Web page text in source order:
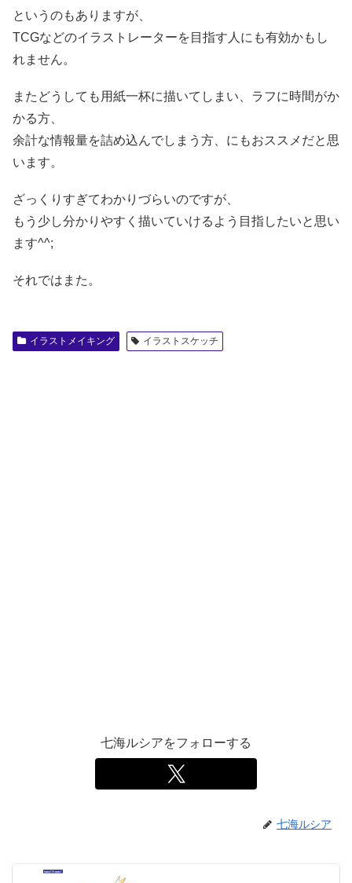
というのもありますが、
TCGなどのイラストレーターを目指す人にも有効かもし
れません。
またどうしても用紙一杯に描いてしまい、ラフに時間がか
かる方、
余計な情報量を詰め込んでしまう方、にもおススメだと思
います。
ざっくりすぎてわかりづらいのですが、
もう少し分かりやすく描いていけるよう目指したいと思い
ます^^;
それではまた。
イラストメイキング イラストスケッチ
七海ルシアをフォローする
七海ルシア